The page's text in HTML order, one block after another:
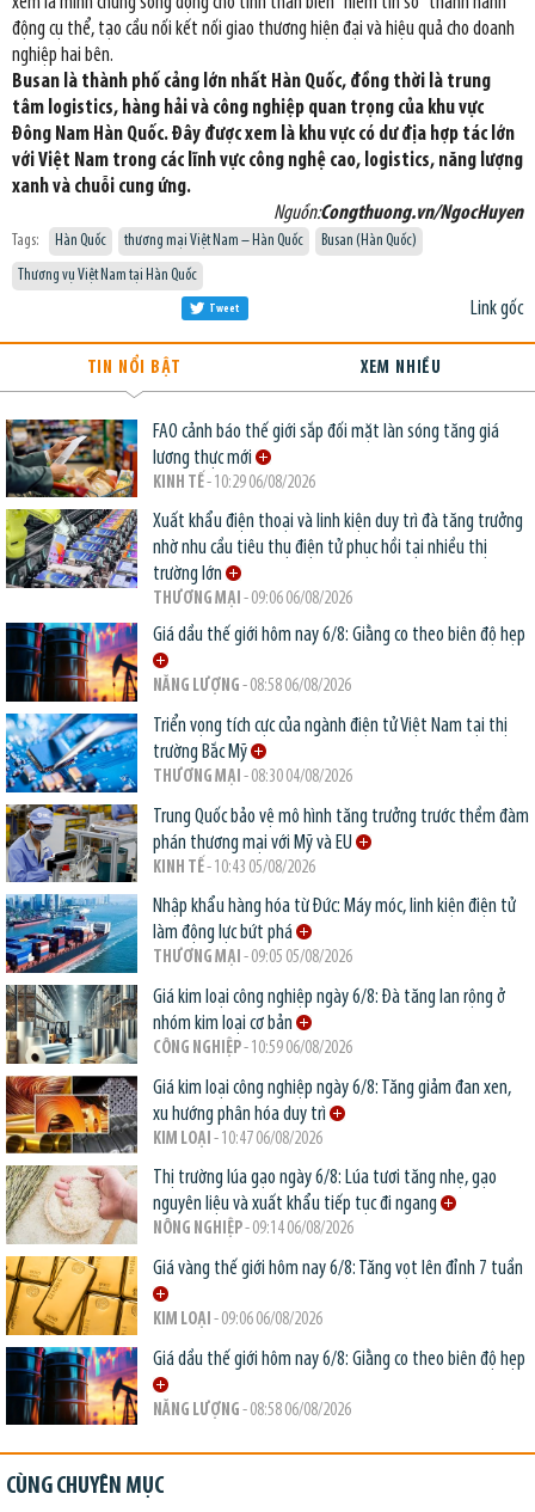
động cụ thể, tạo cầu nối kết nối giao thương hiện đại và hiệu quả cho doanh
nghiệp hai bên.
Busan là thành phố cảng lớn nhất Hàn Quốc, đồng thời là trung
tâm logistics, hàng hải và công nghiệp quan trọng của khu vực
Đông Nam Hàn Quốc. Đây được xem là khu vực có dư địa hợp tác lớn
với Việt Nam trong các lĩnh vực công nghệ cao, logistics, năng lượng
xanh và chuỗi cung ứng.
Nguồn:Congthuong.vn/NgocHuyen
Tags: Hàn Quốc thương mại Việt Nam – Hàn Quốc
Busan (Hàn Quốc)
Thương vụ Việt Nam tại Hàn Quốc
Link gốc
Tweet
TIN NỔI BẬT XEM NHIỀU
FAO cảnh báo thế giới sắp đối mặt làn sóng tăng giá
lương thực mới
KINH TẾ- 10:29 06/08/2026
Xuất khẩu điện thoại và linh kiện duy trì đà tăng trưởng
nhờ nhu cầu tiêu thụ điện tử phục hồi tại nhiều thị
trường lớn
THƯƠNG MẠI - 09:06 06/08/2026
Giá dầu thế giới hôm nay 6/8: Giằng co theo biên độ hẹp
NĂNG LƯỢNG - 08:58 06/08/2026
Triển vọng tích cực của ngành điện tử Việt Nam tại thị
trường Bắc Mỹ
THƯƠNG MẠI - 08:30 04/08/2026
Trung Quốc bảo vệ mô hình tăng trưởng trước thềm đàm
phán thương mại với Mỹ và EU
KINH TẾ- 10:43 05/08/2026
Nhập khẩu hàng hóa từ Đức: Máy móc, linh kiện điện tử
làm động lực bứt phá
THƯƠNG MẠI - 09:05 05/08/2026
Giá kim loại công nghiệp ngày 6/8: Đà tăng lan rộng ở
nhóm kim loại cơ bản
CÔNG NGHIỆP- 10:59 06/08/2026
Giá kim loại công nghiệp ngày 6/8: Tăng giảm đan xen,
xu hướng phân hóa duy trì
KIM LOẠI - 10:47 06/08/2026
Thị trường lúa gạo ngày 6/8: Lúa tươi tăng nhẹ, gạo
nguyên liệu và xuất khẩu tiếp tục đi ngang
NÔNG NGHIỆP- 09:14 06/08/2026
Giá vàng thế giới hôm nay 6/8: Tăng vọt lên đỉnh 7 tuần
KIM LOẠI - 09:06 06/08/2026
Giá dầu thế giới hôm nay 6/8: Giằng co theo biên độ hẹp
NĂNG LƯỢNG - 08:58 06/08/2026
CÙNG CHUYÊN MỤC